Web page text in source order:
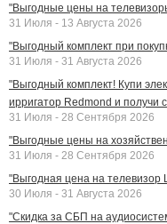
"Выгодные цены на
31 Июля - 13 Августа 2026
"Выгодный комплект при
31 Июля - 31 Августа 2026
"Выгодный комплект! Купи
ирригатор Redmond и получи
31 Июля - 28 Сентября 2026
"Выгодные цены на
31 Июля - 28 Сентября 2026
"Выгодная цена на телевизор
30 Июля - 31 Августа 2026
"Скидка за СБП на